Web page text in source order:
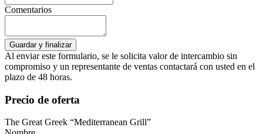
Comentarios
Al enviar este formulario, se le solicita valor de intercambio sin
compromiso y un representante de ventas contactará con usted en el
plazo de 48 horas.
Precio de oferta
The Great Greek “Mediterranean Grill”